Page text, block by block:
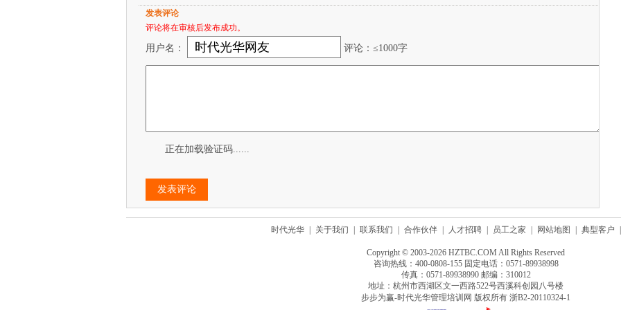
发表评论
评论将在审核后发布成功。
用户名： 评论：≤1000字
正在加载验证码......
时代光华 关于我们 联系我们 合作伙伴 人才招聘 员工之家 网站地图 典型客户
Copyright © 2003-2026 HZTBC.COM All Rights Reserved
咨询热线：400-0808-155 固定电话：0571-89938998
传真：0571-89938990 邮编：310012
地址：杭州市西湖区文一西路522号西溪科创园八号楼
步步为赢-时代光华管理培训网 版权所有 浙B2-20110324-1